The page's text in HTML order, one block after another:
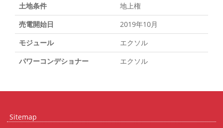
土地条件
地上権
売電開始日
2019年10月
モジュール
エクソル
パワーコンデショナー
エクソル
Sitemap